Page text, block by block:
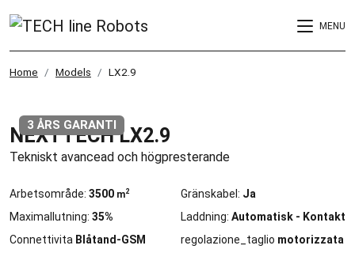
MENU
Home Models LX2.9
3 ÅRS GARANTI
NEXTTECH LX2.9
Tekniskt avancead och högpresterande
Arbetsområde: 3500 m2 Gränskabel: Ja
Maximallutning: 35% Laddning: Automatisk - Kontakt
Connettivita Blåtand-GSM regolazione_taglio motorizzata